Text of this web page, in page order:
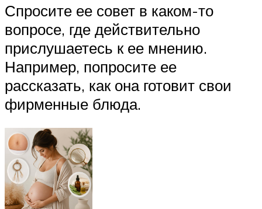
Спросите ее совет в каком-то
вопросе, где действительно
прислушаетесь к ее мнению.
Например, попросите ее
рассказать, как она готовит свои
фирменные блюда.